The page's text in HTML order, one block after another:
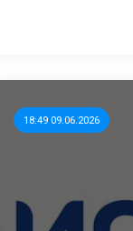
18:49 09.06.2026